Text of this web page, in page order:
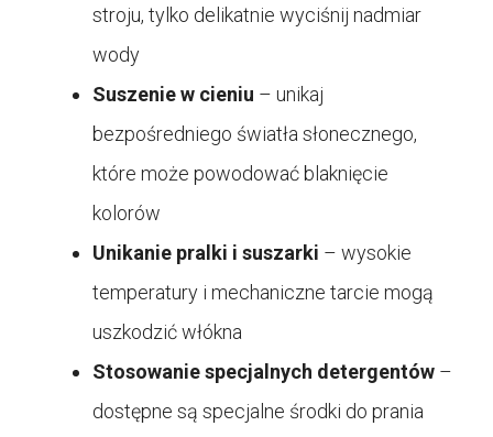
stroju, tylko delikatnie wyciśnij nadmiar
wody
Suszenie w cieniu – unikaj
bezpośredniego światła słonecznego,
które może powodować blaknięcie
kolorów
Unikanie pralki i suszarki – wysokie
temperatury i mechaniczne tarcie mogą
uszkodzić włókna
Stosowanie specjalnych detergentów –
dostępne są specjalne środki do prania